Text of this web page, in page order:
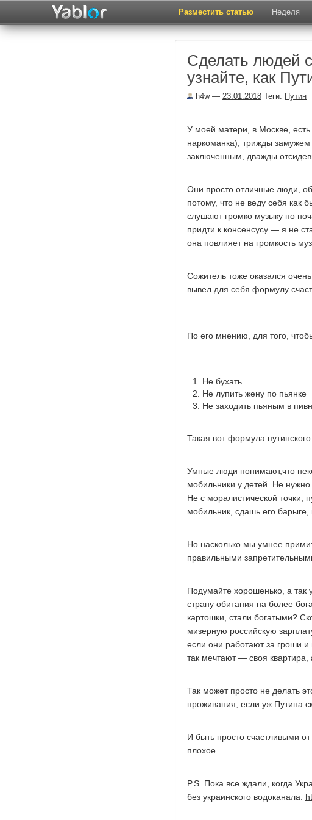
Разместить статью Неделя
Сделать людей
узнайте, как
h4w— 23.01.2018 Теги: Путин
У моей матери, в Москве,
наркоманка), трижды
заключенным, дважды
Они просто отличные люди,
потому, что не веду себя как
слушают громко музыку по
придти к консенсусу — я не
она повлияет на громкость
Сожитель тоже оказался
вывел для себя формулу
По его мнению, для того,
Не бухать
Не лупить жену по пьянке
Не заходить пьяным в
Такая вот формула
Умные люди понимают,что
мобильники у детей. Не нужно
Не с моралистической точки,
мобильник, сдашь его
Но насколько мы умнее
правильными
Подумайте хорошенько, а так
страну обитания на более
картошки, стали богатыми?
мизерную российскую
если они работают за гроши и
так мечтают — своя квартира,
Так может просто не делать
проживания, если уж Путина
И быть просто счастливыми
плохое.
P.S. Пока все ждали, когда
без украинского водоканала: